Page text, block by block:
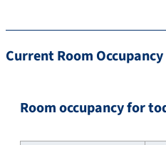
Current Room Occupancy
Room occupancy for